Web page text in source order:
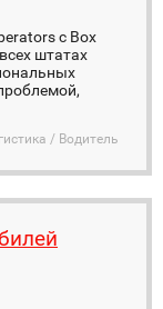
c Box
штатах
/ Водитель